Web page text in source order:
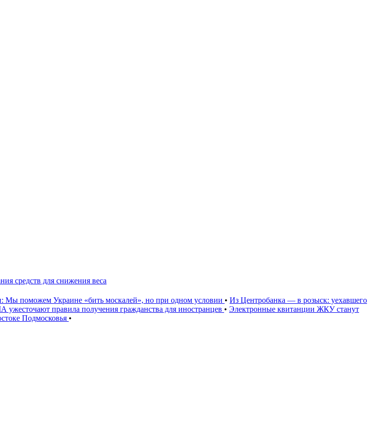
средств для снижения веса
Мы поможем Украине «бить москалей», но при одном условии • Из Центробанка — в розыск: уехавшего
ужесточают правила получения гражданства для иностранцев • Электронные квитанции ЖКУ станут
Подмосковья •